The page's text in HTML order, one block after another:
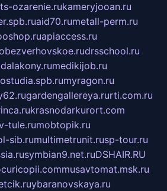
ozarenie.rukameryjooan.ru
aid70.rumetall-perm.ru
apiaccess.ru
bezverhovskoe.rudrsschool.ru
dalakony.rumedikijob.ru
myragon.ru
gardengallereya.rurti.com.ru
krasnodarkurort.com
tule.rumobtopik.ru
sib.rumultimetrunit.rusp-tour.ru
symbian9.net.ruDSHAIR.RU
musavtomat.msk.ru
ybaranovskaya.ru